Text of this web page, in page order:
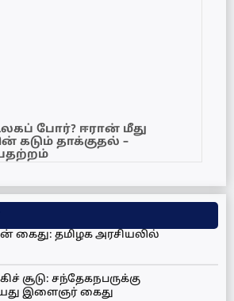
போர்? ஈரான் மீது
கடும் தாக்குதல் –
பதற்றம்
கைது: தமிழக அரசியலில்
சூடு: சந்தேகநபருக்கு
இளைஞர் கைது